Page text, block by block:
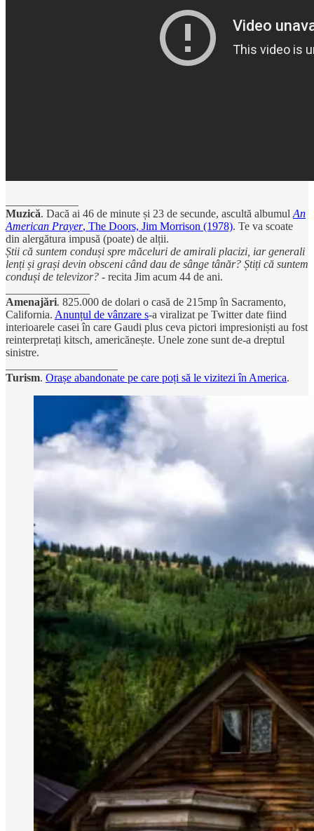
Muzică. Dacă ai 46 de minute și 23 de secunde, ascultă albumul An
American Prayer, The Doors, Jim Morrison (1978). Te va scoate
din alergătura impusă (poate) de alții.
Știi că suntem conduși spre măceluri de amirali placizi, iar generali
lenți și grași devin obsceni când dau de sânge tânăr? Știți că suntem
conduși de televizor? - recita Jim acum 44 de ani.
Amenajări. 825.000 de dolari o casă de 215mp în Sacramento,
California. Anunțul de vânzare s-a viralizat pe Twitter date fiind
interioarele casei în care Gaudi plus ceva pictori impresioniști au fost
reinterpretați kitsch, americănește. Unele zone sunt de-a dreptul
sinistre.
Turism. Orașe abandonate pe care poți să le vizitezi în America.